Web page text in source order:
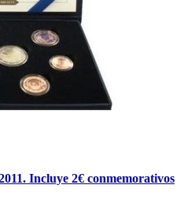
Incluye 2€ conmemorativos